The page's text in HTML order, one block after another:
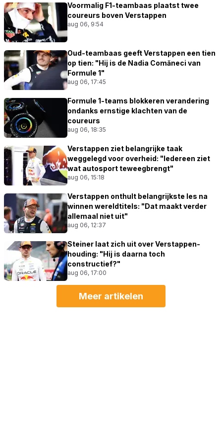
Voormalig F1-teambaas plaatst twee
coureurs boven Verstappen
aug 06, 9:54
Oud-teambaas geeft Verstappen een tien
op tien: "Hij is de Nadia Comăneci van
Formule 1"
aug 06, 17:45
Formule 1-teams blokkeren verandering
ondanks ernstige klachten van de
coureurs
aug 06, 18:35
Verstappen ziet belangrijke taak
weggelegd voor overheid: "Iedereen ziet
wat autosport teweegbrengt"
aug 06, 15:18
Verstappen onthult belangrijkste les na
winnen wereldtitels: "Dat maakt verder
allemaal niet uit"
aug 06, 12:37
Steiner laat zich uit over Verstappen-
houding: "Hij is daarna toch
constructief?"
aug 06, 17:00
Meer artikelen